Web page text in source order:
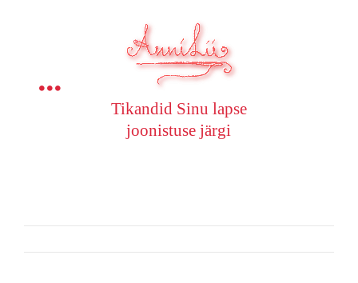
Tikandid Sinu lapse
joonistuse järgi
Toggle
Navigation